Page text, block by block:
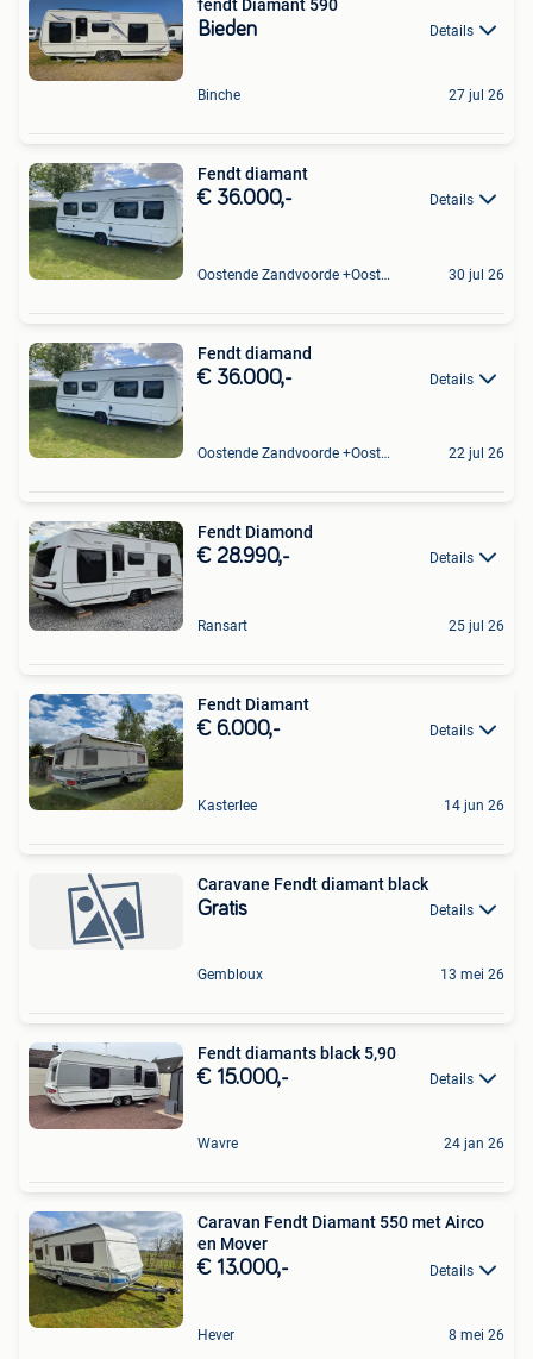
fendt Diamant 590
Bieden Details
Binche 27 jul 26
Fendt diamant
€ 36.000,- Details
Oostende Zandvoorde +Oostende 30 jul 26
Fendt diamand
€ 36.000,- Details
Oostende Zandvoorde +Oostende 22 jul 26
Fendt Diamond
€ 28.990,- Details
Ransart 25 jul 26
Fendt Diamant
€ 6.000,- Details
Kasterlee 14 jun 26
Caravane Fendt diamant black
Gratis Details
Gembloux 13 mei 26
Fendt diamants black 5,90
€ 15.000,- Details
Wavre 24 jan 26
Caravan Fendt Diamant 550 met Airco
en Mover
€ 13.000,- Details
Hever 8 mei 26